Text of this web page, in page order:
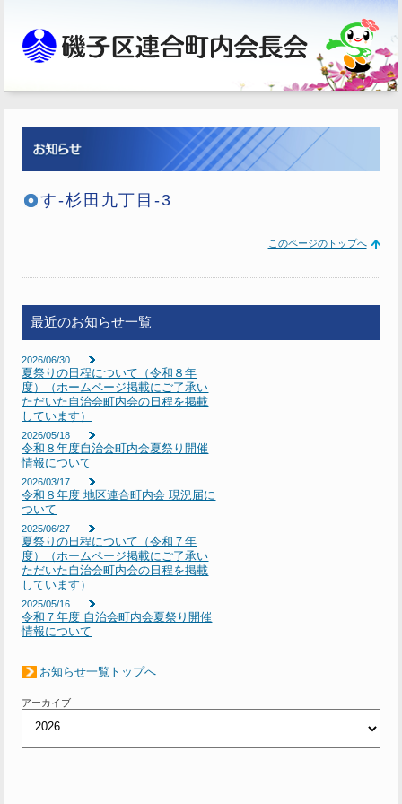
す-杉田九丁目-3
このページのトップへ
最近のお知らせ一覧
2026/06/30
夏祭りの日程について（令和８年
度）（ホームページ掲載にご了承い
ただいた自治会町内会の日程を掲載
しています）
2026/05/18
令和８年度自治会町内会夏祭り開催
情報について
2026/03/17
令和８年度 地区連合町内会 現況届に
ついて
2025/06/27
夏祭りの日程について（令和７年
度）（ホームページ掲載にご了承い
ただいた自治会町内会の日程を掲載
しています）
2025/05/16
令和７年度 自治会町内会夏祭り開催
情報について
お知らせ一覧トップへ
アーカイブ